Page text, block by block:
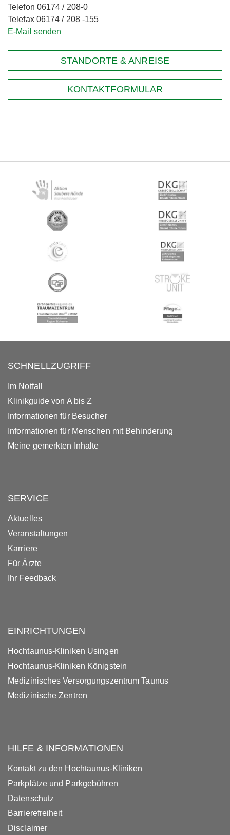
Telefon 06174 / 208-0
Telefax 06174 / 208 -155
E-Mail senden
STANDORTE & ANREISE
KONTAKTFORMULAR
SCHNELLZUGRIFF
Im Notfall
Klinikguide von A bis Z
Informationen für Besucher
Informationen für Menschen mit Behinderung
Meine gemerkten Inhalte
SERVICE
Aktuelles
Veranstaltungen
Karriere
Für Ärzte
Ihr Feedback
EINRICHTUNGEN
Hochtaunus-Kliniken Usingen
Hochtaunus-Kliniken Königstein
Medizinisches Versorgungszentrum Taunus
Medizinische Zentren
HILFE & INFORMATIONEN
Kontakt zu den Hochtaunus-Kliniken
Parkplätze und Parkgebühren
Datenschutz
Barrierefreiheit
Disclaimer